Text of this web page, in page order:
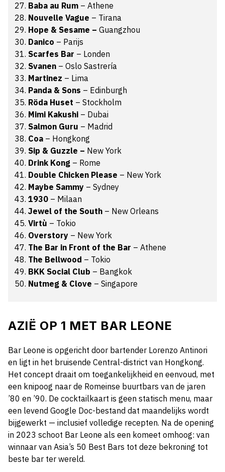
Baba au Rum – Athene
Nouvelle Vague – Tirana
Hope & Sesame – Guangzhou
Danico – Parijs
Scarfes Bar – Londen
Svanen – Oslo Sastrería
Martinez – Lima
Panda & Sons – Edinburgh
Röda Huset – Stockholm
Mimi Kakushi – Dubai
Salmon Guru – Madrid
Coa – Hongkong
Sip & Guzzle – New York
Drink Kong – Rome
Double Chicken Please – New York
Maybe Sammy – Sydney
1930 – Milaan
Jewel of the South – New Orleans
Virtù – Tokio
Overstory – New York
The Bar in Front of the Bar – Athene
The Bellwood – Tokio
BKK Social Club – Bangkok
Nutmeg & Clove – Singapore
AZIË OP 1 MET BAR LEONE
Bar Leone is opgericht door bartender Lorenzo Antinori
en ligt in het bruisende Central-district van Hongkong.
Het concept draait om toegankelijkheid en eenvoud, met
een knipoog naar de Romeinse buurtbars van de jaren
’80 en ’90. De cocktailkaart is geen statisch menu, maar
een levend Google Doc-bestand dat maandelijks wordt
bijgewerkt — inclusief volledige recepten. Na de opening
in 2023 schoot Bar Leone als een komeet omhoog: van
winnaar van Asia’s 50 Best Bars tot deze bekroning tot
beste bar ter wereld.